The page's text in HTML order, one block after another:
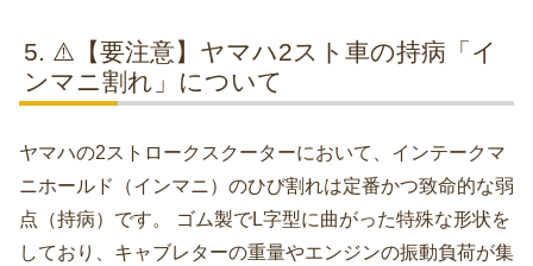
⚠️【要注意】ヤマハ2スト車の持病「イ
ンマニ割れ」について
ヤマハの2ストロークスクーターにおいて、インテークマ
ニホールド（インマニ）のひび割れは定番かつ致命的な弱
点（持病）です。 ゴム製でL字型に曲がった特殊な形状を
しており、キャブレターの重量やエンジンの振動負荷が集